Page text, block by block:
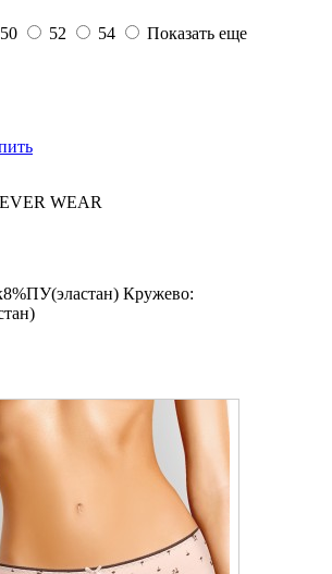
50 52 54
Показать еще
WEAR
Кружево: